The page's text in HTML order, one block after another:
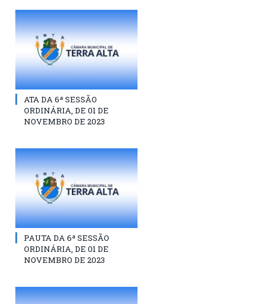
ATA DA 6ª SESSÃO
ORDINÁRIA, DE 01 DE
NOVEMBRO DE 2023
PAUTA DA 6ª SESSÃO
ORDINÁRIA, DE 01 DE
NOVEMBRO DE 2023